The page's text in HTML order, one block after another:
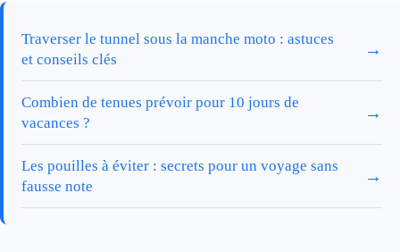
Traverser le tunnel sous la manche moto : astuces
et conseils clés
→
Combien de tenues prévoir pour 10 jours de
vacances ?
→
Les pouilles à éviter : secrets pour un voyage sans
fausse note
→